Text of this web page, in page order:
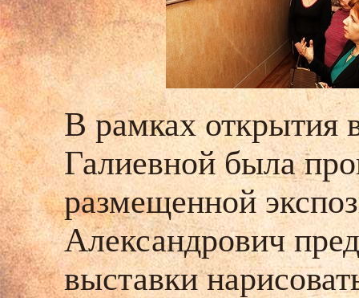
В рамках открытия
Галиевной была
размещенной
Александрович
выставки